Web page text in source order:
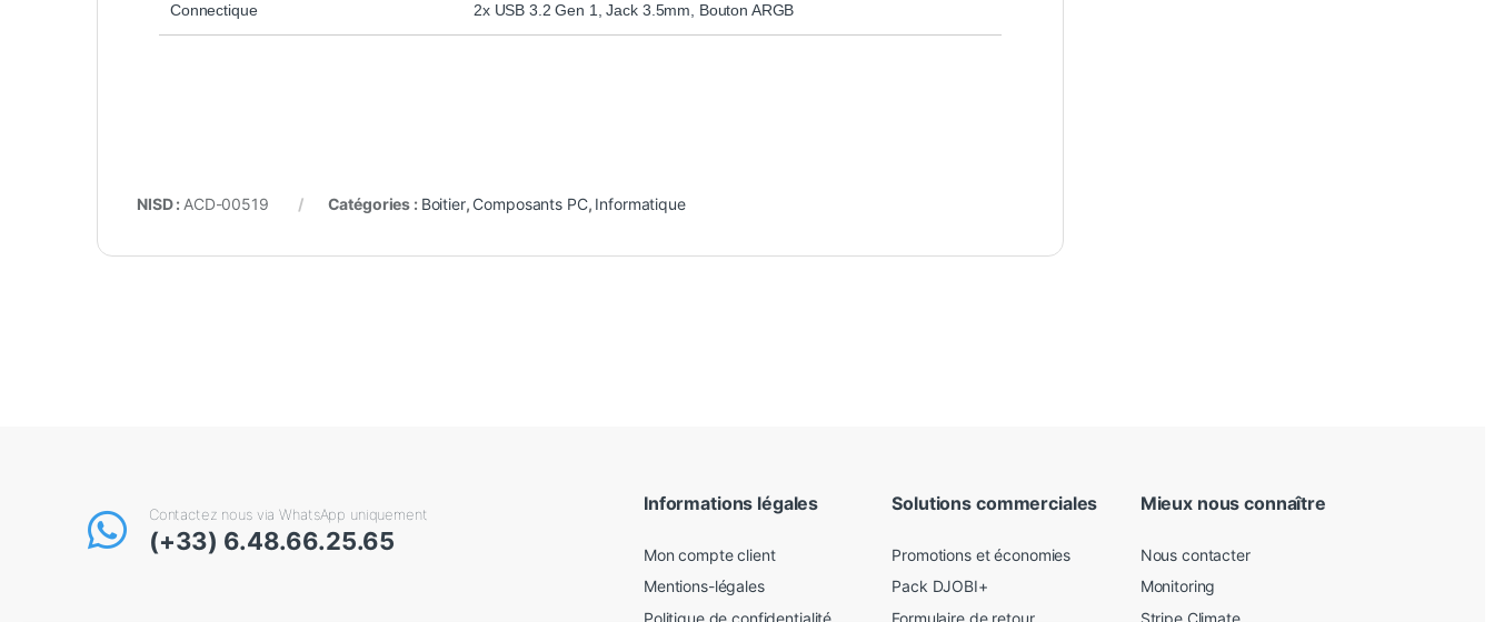
Connectique 2x USB 3.2 Gen 1, Jack 3.5mm, Bouton ARGB
NISD : ACD-00519 Catégories : Boitier, Composants PC, Informatique
Contactez nous via WhatsApp uniquement
(+33) 6.48.66.25.65
Informations légales
Mon compte client
Mentions-légales
Politique de confidentialité
Solutions commerciales
Promotions et économies
Pack DJOBI+
Formulaire de retour
Mieux nous connaître
Nous contacter
Monitoring
Stripe Climate